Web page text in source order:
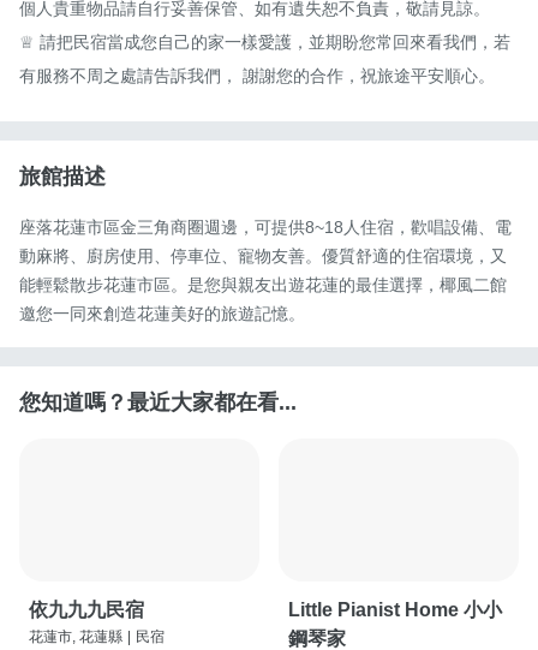
個人貴重物品請自行妥善保管、如有遺失恕不負責，敬請見諒。
♕ 請把民宿當成您自己的家一樣愛護，並期盼您常回來看我們，若
有服務不周之處請告訴我們， 謝謝您的合作，祝旅途平安順心。
旅館描述
座落花蓮市區金三角商圈週邊，可提供8~18人住宿，歡唱設備、電
動麻將、廚房使用、停車位、寵物友善。優質舒適的住宿環境，又
能輕鬆散步花蓮市區。是您與親友出遊花蓮的最佳選擇，椰風二館
邀您一同來創造花蓮美好的旅遊記憶。
您知道嗎？最近大家都在看...
依九九九民宿
花蓮市, 花蓮縣 民宿
Little Pianist Home 小小
鋼琴家